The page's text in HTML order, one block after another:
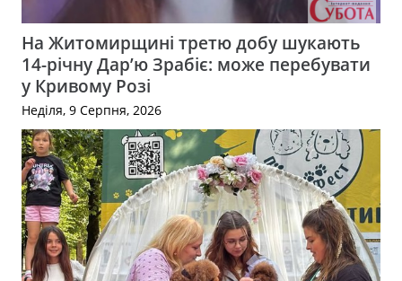
На Житомирщині третю добу шукають
14-річну Дар’ю Зрабіє: може перебувати
у Кривому Розі
Неділя, 9 Серпня, 2026